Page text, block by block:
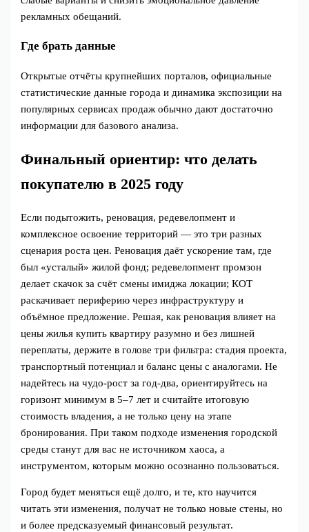
рекламных обещаний.
Где брать данные
Открытые отчёты крупнейших порталов, официальные
статистические данные города и динамика экспозиции на
популярных сервисах продаж обычно дают достаточно
информации для базового анализа.
Финальный ориентир: что делать
покупателю в 2025 году
Если подытожить, реновация, редевелопмент и
комплексное освоение территорий — это три разных
сценария роста цен. Реновация даёт ускорение там, где
был «усталый» жилой фонд; редевелопмент промзон
делает скачок за счёт смены имиджа локации; КОТ
раскачивает периферию через инфраструктуру и
объёмное предложение. Решая, как реновация влияет на
цены жилья купить квартиру разумно и без лишней
переплаты, держите в голове три фильтра: стадия проекта,
транспортный потенциал и баланс цены с аналогами. Не
надейтесь на чудо‑рост за год‑два, ориентируйтесь на
горизонт минимум в 5–7 лет и считайте итоговую
стоимость владения, а не только цену на этапе
бронирования. При таком подходе изменения городской
среды станут для вас не источником хаоса, а
инструментом, которым можно осознанно пользоваться.
Город будет меняться ещё долго, и те, кто научится
читать эти изменения, получат не только новые стены, но
и более предсказуемый финансовый результат.